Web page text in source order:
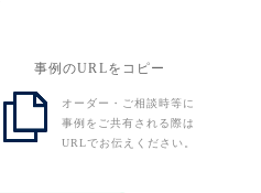
事例のURLをコピー
オーダー・ご相談時等に
事例をご共有される際は
URLでお伝えください。